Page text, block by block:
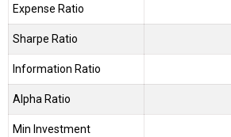
Expense Ratio
Sharpe Ratio
Information Ratio
Alpha Ratio
Min Investment